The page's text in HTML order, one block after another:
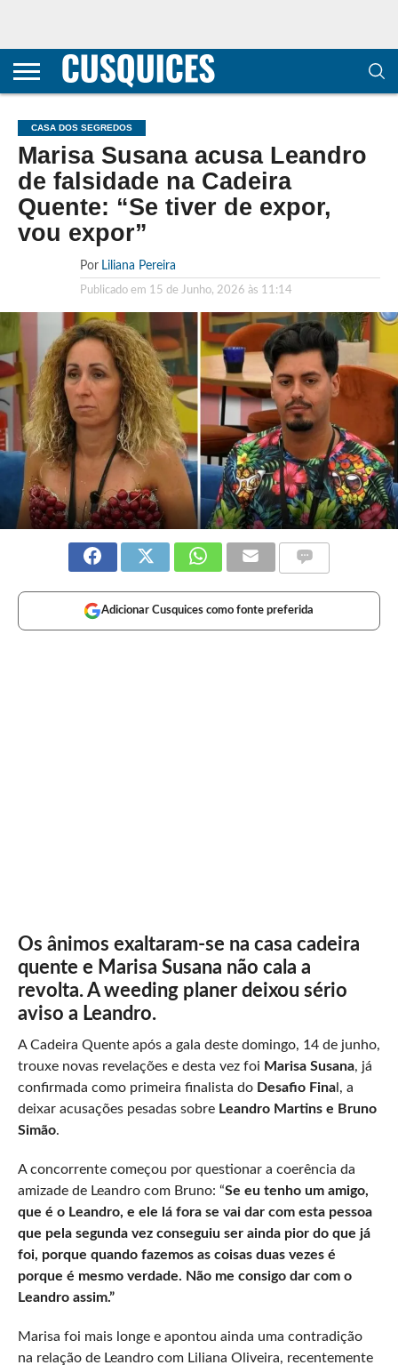
CONTACTOS
HOME
POLÍTICA DE
E COOKIES
SOBRE
TERMOS E
TRANSPARÊNCIA
METODOLOGIA
CASA DOS SEGREDOS
Marisa Susana acusa Leandro
de falsidade na Cadeira
Quente: “Se tiver de expor,
vou expor”
Por Liliana Pereira
Publicado em 15 de Junho, 2026 às 11:14
Adicionar Cusquices como fonte preferida
Os ânimos exaltaram-se na casa cadeira
quente e Marisa Susana não cala a
revolta. A weeding planer deixou sério
aviso a Leandro.
A Cadeira Quente após a gala deste domingo, 14 de junho,
trouxe novas revelações e desta vez foi Marisa Susana, já
confirmada como primeira finalista do Desafio Final, a
deixar acusações pesadas sobre Leandro Martins e Bruno
Simão.
A concorrente começou por questionar a coerência da
amizade de Leandro com Bruno: “Se eu tenho um amigo,
que é o Leandro, e ele lá fora se vai dar com esta pessoa
que pela segunda vez conseguiu ser ainda pior do que já
foi, porque quando fazemos as coisas duas vezes é
porque é mesmo verdade. Não me consigo dar com o
Leandro assim.”
Marisa foi mais longe e apontou ainda uma contradição
na relação de Leandro com Liliana Oliveira, recentemente